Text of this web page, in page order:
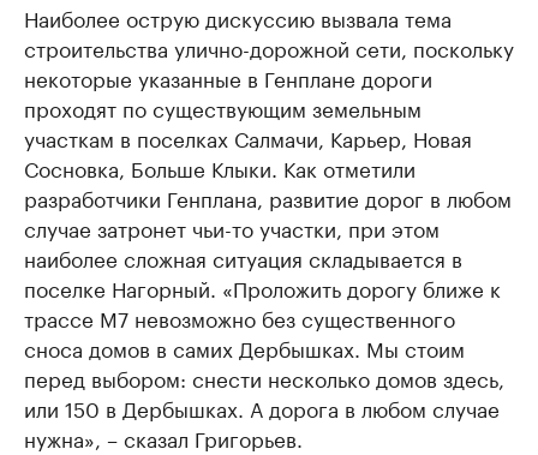
Наиболее острую дискуссию вызвала тема
строительства улично-дорожной сети, поскольку
некоторые указанные в Генплане дороги
проходят по существующим земельным
участкам в поселках Салмачи, Карьер, Новая
Сосновка, Больше Клыки. Как отметили
разработчики Генплана, развитие дорог в любом
случае затронет чьи-то участки, при этом
наиболее сложная ситуация складывается в
поселке Нагорный. «Проложить дорогу ближе к
трассе М7 невозможно без существенного
сноса домов в самих Дербышках. Мы стоим
перед выбором: снести несколько домов здесь,
или 150 в Дербышках. А дорога в любом случае
нужна», – сказал Григорьев.